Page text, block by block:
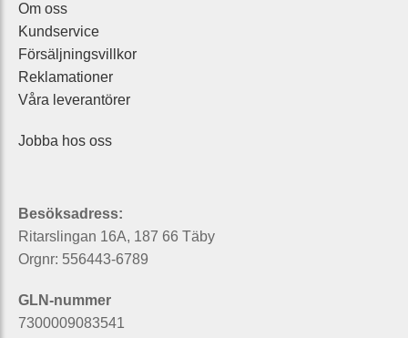
Om oss
Kundservice
Försäljningsvillkor
Reklamationer
Våra leverantörer
Jobba hos oss
Besöksadress:
Ritarslingan 16A, 187 66 Täby
Orgnr: 556443-6789
GLN-nummer
7300009083541